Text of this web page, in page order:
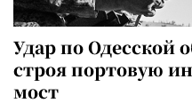
Удар по Одесской
строя портовую
мост